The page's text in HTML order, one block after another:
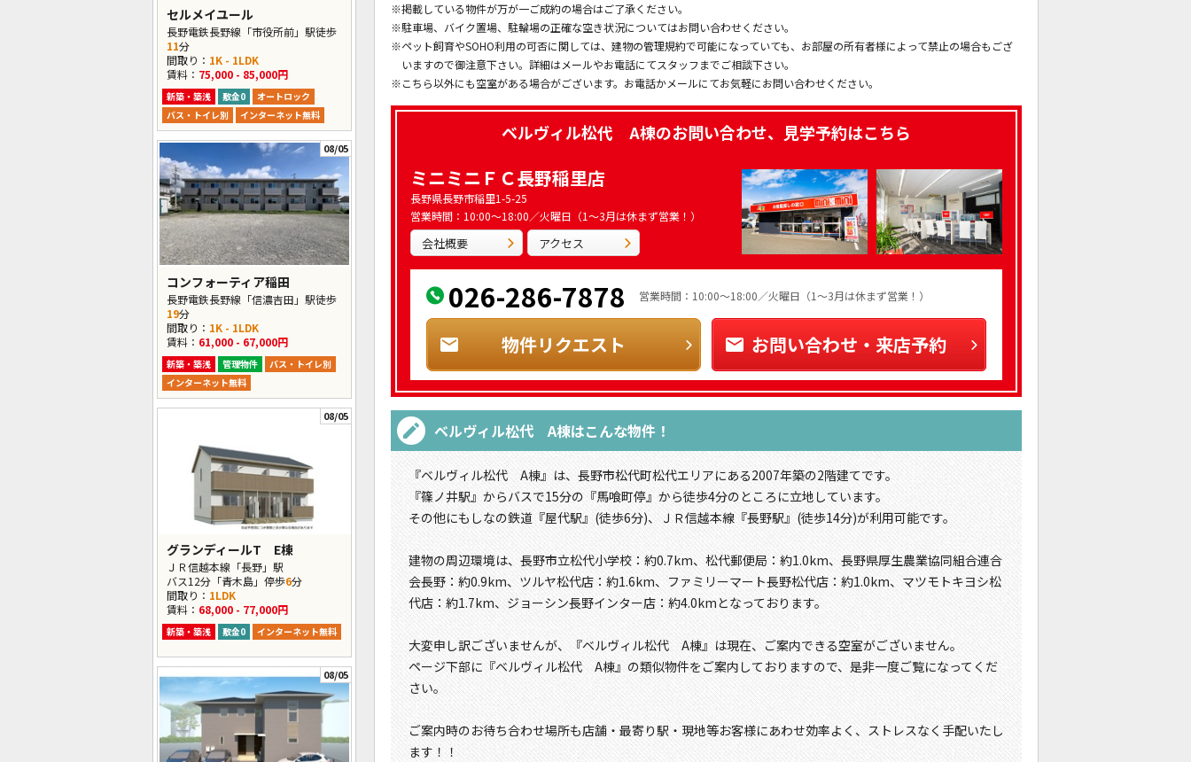
セルメイユール
長野電鉄長野線「市役所前」駅徒歩
11分
間取り： 1K - 1LDK
賃料： 75,000 - 85,000円
新築・築浅 敷金0
オートロック
バス・トイレ別
インターネット無料
08/05
コンフォーティア稲田
長野電鉄長野線「信濃吉田」駅徒歩
19分
間取り： 1K - 1LDK
賃料： 61,000 - 67,000円
新築・築浅 管理物件
バス・トイレ別
インターネット無料
08/05
グランディールT E棟
ＪＲ信越本線「長野」駅
バス12分「青木島」停歩6分
間取り： 1LDK
賃料： 68,000 - 77,000円
新築・築浅 敷金0 インターネット無料
08/05
※掲載している物件が万が一ご成約の場合はご了承ください。
※駐車場、バイク置場、駐輪場の正確な空き状況についてはお問い合わせください。
※ペット飼育やSOHO利用の可否に関しては、建物の管理規約で可能になっていても、お部屋の所有者様によって禁止の場合もござ
いますので御注意下さい。詳細はメールやお電話にてスタッフまでご相談下さい。
※こちら以外にも空室がある場合がございます。お電話かメールにてお気軽にお問い合わせください。
ベルヴィル松代 A棟のお問い合わせ、見学予約はこちら
ミニミニＦＣ長野稲里店
長野県長野市稲里1-5-25
営業時間：10:00～18:00／火曜日（1～3月は休まず営業！）
会社概要 アクセス
026-286-7878 営業時間：10:00～18:00／火曜日（1～3月は休まず営業！）
物件リクエスト お問い合わせ・来店予約
ベルヴィル松代 A棟はこんな物件！
『ベルヴィル松代 A棟』は、長野市松代町松代エリアにある2007年築の2階建てです。
『篠ノ井駅』からバスで15分の『馬喰町停』から徒歩4分のところに立地しています。
その他にもしなの鉄道『屋代駅』(徒歩6分)、ＪＲ信越本線『長野駅』(徒歩14分)が利用可能です。
建物の周辺環境は、長野市立松代小学校：約0.7km、松代郵便局：約1.0km、長野県厚生農業協同組合連合
会長野：約0.9km、ツルヤ松代店：約1.6km、ファミリーマート長野松代店：約1.0km、マツモトキヨシ松
代店：約1.7km、ジョーシン長野インター店：約4.0kmとなっております。
大変申し訳ございませんが、『ベルヴィル松代 A棟』は現在、ご案内できる空室がございません。
ページ下部に『ベルヴィル松代 A棟』の類似物件をご案内しておりますので、是非一度ご覧になってくだ
さい。
ご案内時のお待ち合わせ場所も店舗・最寄り駅・現地等お客様にあわせ効率よく、ストレスなく手配いたし
ます！！